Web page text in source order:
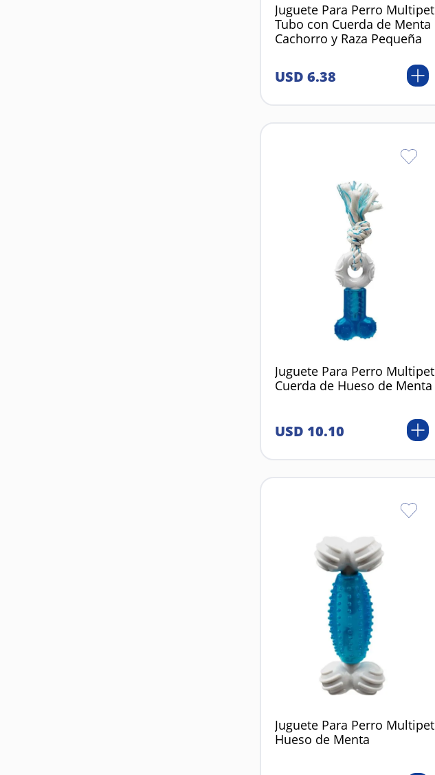
Juguete Para Perro Multipet
Tubo con Cuerda de Menta
Cachorro y Raza Pequeña
USD 6.38
Juguete Para Perro Multipet
Cuerda de Hueso de Menta
USD 10.10
Juguete Para Perro Multipet
Hueso de Menta